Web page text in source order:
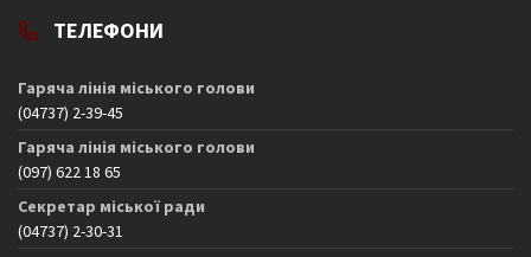
ТЕЛЕФОНИ
Гаряча лінія міського голови
(04737) 2-39-45
Гаряча лінія міського голови
(097) 622 18 65
Секретар міської ради
(04737) 2-30-31